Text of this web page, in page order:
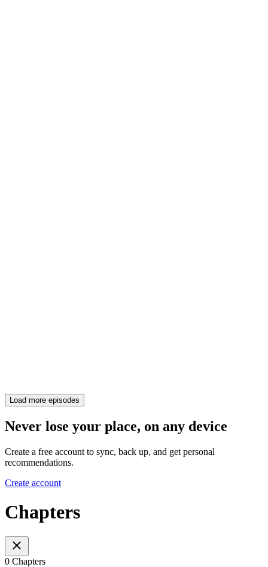
Load more episodes
Never lose your place, on any device
Create a free account to sync, back up, and get personal
recommendations.
Create account
Chapters
0 Chapters